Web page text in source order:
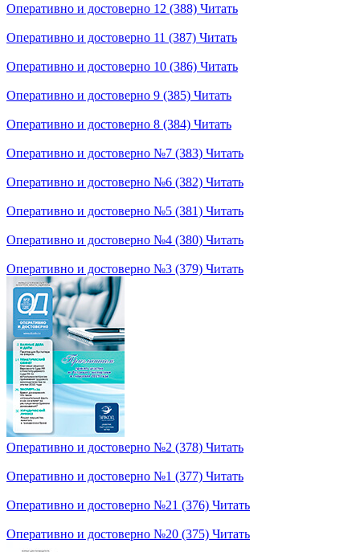
Оперативно и достоверно 12 (388) Читать
Оперативно и достоверно 11 (387) Читать
Оперативно и достоверно 10 (386) Читать
Оперативно и достоверно 9 (385) Читать
Оперативно и достоверно 8 (384) Читать
Оперативно и достоверно №7 (383) Читать
Оперативно и достоверно №6 (382) Читать
Оперативно и достоверно №5 (381) Читать
Оперативно и достоверно №4 (380) Читать
Оперативно и достоверно №3 (379) Читать
Оперативно и достоверно №2 (378) Читать
Оперативно и достоверно №1 (377) Читать
Оперативно и достоверно №21 (376) Читать
Оперативно и достоверно №20 (375) Читать